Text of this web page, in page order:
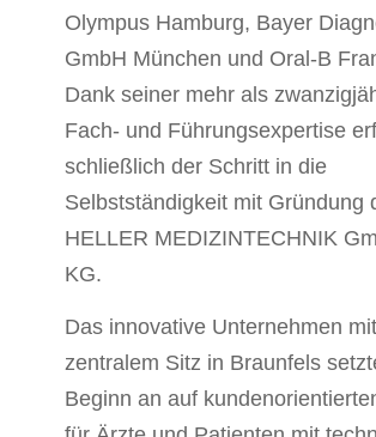
Olympus Hamburg, Bayer
GmbH München und Oral-B
Dank seiner mehr als
Fach- und Führungsexpertise
schließlich der Schritt in die
Selbstständigkeit mit Gründung
HELLER MEDIZINTECHNIK
KG.
Das innovative Unternehmen mit
zentralem Sitz in Braunfels
Beginn an auf